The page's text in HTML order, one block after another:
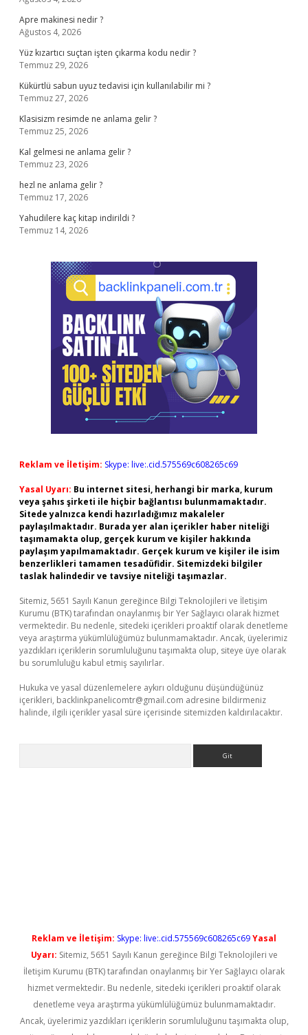
Apre makinesi nedir ?
Ağustos 4, 2026
Yüz kızartıcı suçtan işten çıkarma kodu nedir ?
Temmuz 29, 2026
Kükürtlü sabun uyuz tedavisi için kullanılabilir mi ?
Temmuz 27, 2026
Klasisizm resimde ne anlama gelir ?
Temmuz 25, 2026
Kal gelmesi ne anlama gelir ?
Temmuz 23, 2026
hezl ne anlama gelir ?
Temmuz 17, 2026
Yahudilere kaç kitap indirildi ?
Temmuz 14, 2026
Reklam ve İletişim: Skype: live:.cid.575569c608265c69
Yasal Uyarı: Bu internet sitesi, herhangi bir marka, kurum
veya şahıs şirketi ile hiçbir bağlantısı bulunmamaktadır.
Sitede yalnızca kendi hazırladığımız makaleler
paylaşılmaktadır. Burada yer alan içerikler haber niteliği
taşımamakta olup, gerçek kurum ve kişiler hakkında
paylaşım yapılmamaktadır. Gerçek kurum ve kişiler ile isim
benzerlikleri tamamen tesadüfidir. Sitemizdeki bilgiler
taslak halindedir ve tavsiye niteliği taşımazlar.
Sitemiz, 5651 Sayılı Kanun gereğince Bilgi Teknolojileri ve İletişim
Kurumu (BTK) tarafından onaylanmış bir Yer Sağlayıcı olarak hizmet
vermektedir. Bu nedenle, sitedeki içerikleri proaktif olarak denetleme
veya araştırma yükümlülüğümüz bulunmamaktadır. Ancak, üyelerimiz
yazdıkları içeriklerin sorumluluğunu taşımakta olup, siteye üye olarak
bu sorumluluğu kabul etmiş sayılırlar.
Hukuka ve yasal düzenlemelere aykırı olduğunu düşündüğünüz
içerikleri, backlinkpanelicomtr@gmail.com adresine bildirmeniz
halinde, ilgili içerikler yasal süre içerisinde sitemizden kaldırılacaktır.
Reklam ve İletişim: Skype: live:.cid.575569c608265c69Yasal
Uyarı: Sitemiz, 5651 Sayılı Kanun gereğince Bilgi Teknolojileri ve
İletişim Kurumu (BTK) tarafından onaylanmış bir Yer Sağlayıcı olarak
hizmet vermektedir. Bu nedenle, sitedeki içerikleri proaktif olarak
denetleme veya araştırma yükümlülüğümüz bulunmamaktadır.
Ancak, üyelerimiz yazdıkları içeriklerin sorumluluğunu taşımakta olup,